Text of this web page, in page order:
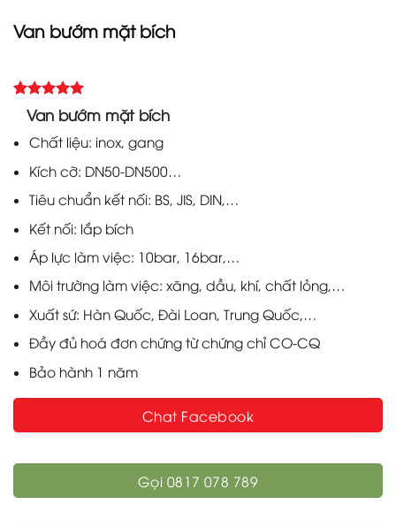
Van bướm mặt bích
Rated 5.00
out of 5
based on
customer
ratings
Van bướm mặt bích
Chất liệu: inox, gang
Kích cỡ: DN50-DN500…
Tiêu chuẩn kết nối: BS, JIS, DIN,…
Kết nối: lắp bích
Áp lực làm việc: 10bar, 16bar,…
Môi trường làm việc: xăng, dầu, khí, chất lỏng,…
Xuất sứ: Hàn Quốc, Đài Loan, Trung Quốc,…
Đầy đủ hoá đơn chứng từ chứng chỉ CO-CQ
Bảo hành 1 năm
Chat Facebook
Gọi 0817 078 789